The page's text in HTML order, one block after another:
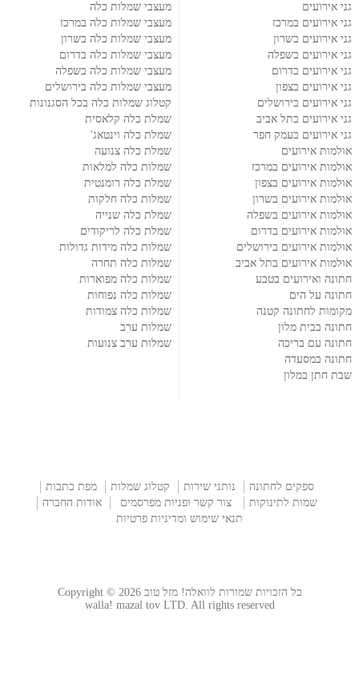
גני אירועים
גני אירועים במרכז
גני אירועים בשרון
גני אירועים בשפלה
גני אירועים בדרום
גני אירועים בצפון
גני אירועים בירושלים
גני אירועים בתל אביב
גני אירועים בעמק חפר
אולמות אירועים
אולמות אירועים במרכז
אולמות אירועים בצפון
אולמות אירועים בשרון
אולמות אירועים בשפלה
אולמות אירועים בדרום
אולמות אירועים בירושלים
אולמות אירועים בתל אביב
חתונה ואירועים בטבע
חתונה על הים
מקומות לחתונה קטנה
חתונה בבית מלון
חתונה עם בריכה
חתונה במסעדה
שבת חתן במלון
מעצבי שמלות כלה
מעצבי שמלות כלה במרכז
מעצבי שמלות כלה בשרון
מעצבי שמלות כלה בדרום
מעצבי שמלות כלה בשפלה
מעצבי שמלות כלה בירושלים
קטלוג שמלות כלה בכל הסגנונות
שמלת כלה קלאסית
שמלת כלה וינטאג'
שמלת כלה צנועה
שמלות כלה למלאות
שמלת כלה רומנטית
שמלות כלה חלקות
שמלת כלה שנייה
שמלת כלה לריקודים
שמלות כלה מידות גדולות
שמלות כלה תחרה
שמלות כלה מפוארות
שמלות כלה נפוחות
שמלות כלה צמודות
שמלות ערב
שמלות ערב צנועות
ספקים לחתונה נותני שירות קטלוג שמלות
מפת כתבות
שמות לתינוקות
צור קשר ופניות מפרסמים
אודות החברה
תנאי שימוש ומדיניות פרטיות
כל הזכויות שמורות לוואלה! מזל טוב Copyright © 2026
walla! mazal tov LTD. All rights reserved